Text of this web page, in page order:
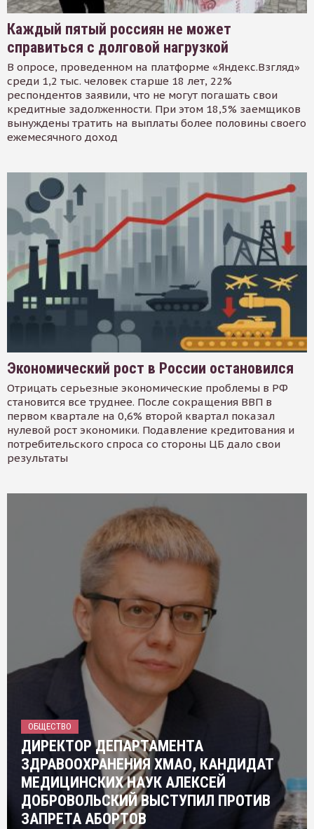
Каждый пятый россиян не может
справиться с долговой нагрузкой
В опросе, проведенном на платформе «Яндекс.Взгляд»
среди 1,2 тыс. человек старше 18 лет, 22%
респондентов заявили, что не могут погашать свои
кредитные задолженности. При этом 18,5% заемщиков
вынуждены тратить на выплаты более половины своего
ежемесячного доход
Экономический рост в России остановился
Отрицать серьезные экономические проблемы в РФ
становится все труднее. После сокращения ВВП в
первом квартале на 0,6% второй квартал показал
нулевой рост экономики. Подавление кредитования и
потребительского спроса со стороны ЦБ дало свои
результаты
ОБЩЕСТВО
ДИРЕКТОР ДЕПАРТАМЕНТА
ЗДРАВООХРАНЕНИЯ ХМАО, КАНДИДАТ
МЕДИЦИНСКИХ НАУК АЛЕКСЕЙ
ДОБРОВОЛЬСКИЙ ВЫСТУПИЛ ПРОТИВ
ЗАПРЕТА АБОРТОВ